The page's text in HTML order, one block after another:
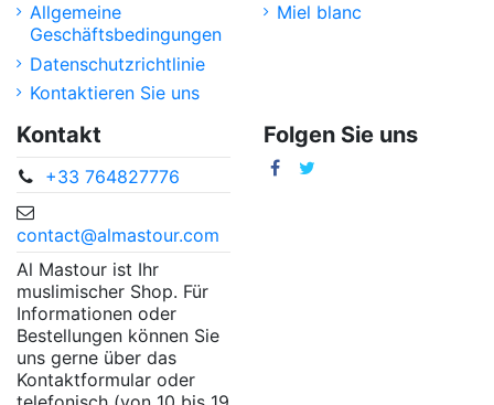
Allgemeine
Geschäftsbedingungen
Datenschutzrichtlinie
Kontaktieren Sie uns
Miel blanc
Kontakt
+33 764827776
contact@almastour.com
Al Mastour ist Ihr
muslimischer Shop. Für
Informationen oder
Bestellungen können Sie
uns gerne über das
Kontaktformular oder
Folgen Sie uns